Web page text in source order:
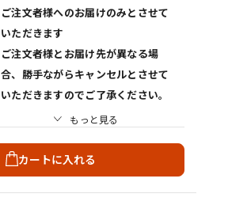
ご注文者様へのお届けのみとさせて
いただきます
ご注文者様とお届け先が異なる場
合、勝手ながらキャンセルとさせて
いただきますのでご了承ください。
もっと見る
カートに入れる